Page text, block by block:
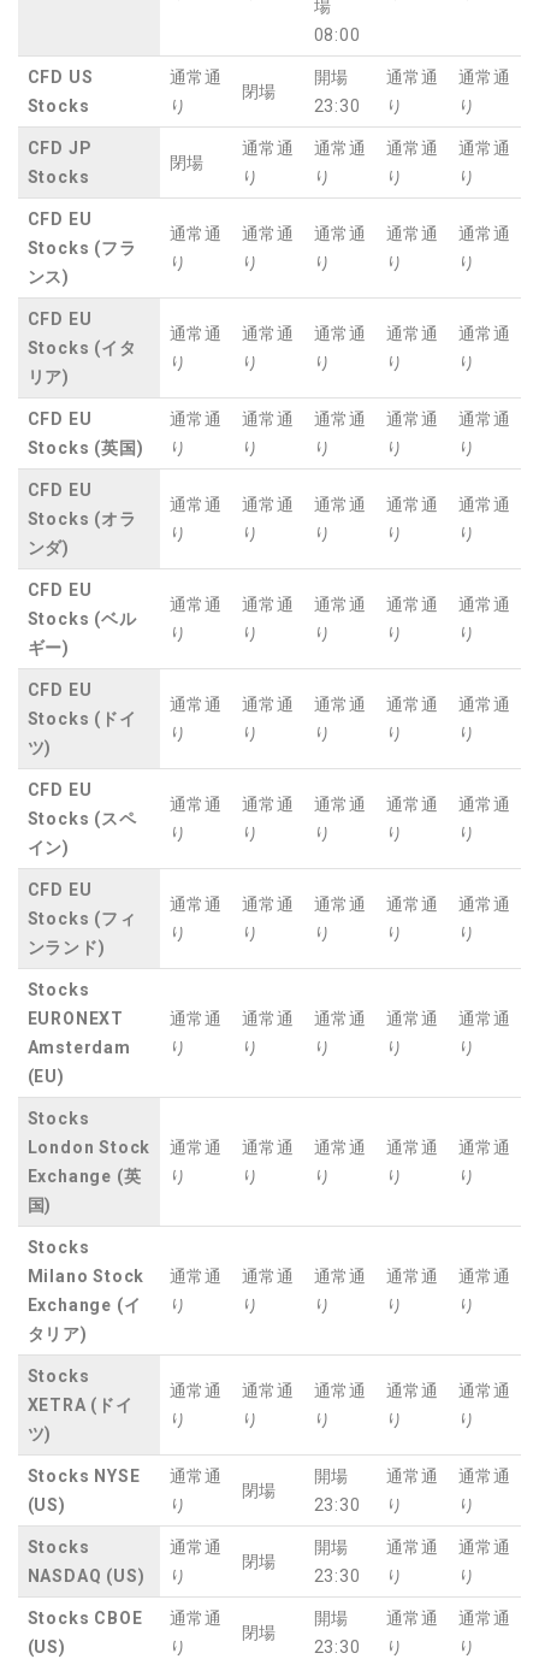
場
08:00
CFD US
Stocks
通常通
り
閉場
開場
23:30
通常通
り
通常通
り
CFD JP
Stocks
閉場
通常通
り
通常通
り
通常通
り
通常通
り
CFD EU
Stocks (フラ
ンス)
通常通
り
通常通
り
通常通
り
通常通
り
通常通
り
CFD EU
Stocks (イタ
リア)
通常通
り
通常通
り
通常通
り
通常通
り
通常通
り
CFD EU
Stocks (英国)
通常通
り
通常通
り
通常通
り
通常通
り
通常通
り
CFD EU
Stocks (オラ
ンダ)
通常通
り
通常通
り
通常通
り
通常通
り
通常通
り
CFD EU
Stocks (ベル
ギー)
通常通
り
通常通
り
通常通
り
通常通
り
通常通
り
CFD EU
Stocks (ドイ
ツ)
通常通
り
通常通
り
通常通
り
通常通
り
通常通
り
CFD EU
Stocks (スペ
イン)
通常通
り
通常通
り
通常通
り
通常通
り
通常通
り
CFD EU
Stocks (フィ
ンランド)
通常通
り
通常通
り
通常通
り
通常通
り
通常通
り
Stocks
EURONEXT
Amsterdam
(EU)
通常通
り
通常通
り
通常通
り
通常通
り
通常通
り
Stocks
London Stock
Exchange (英
国)
通常通
り
通常通
り
通常通
り
通常通
り
通常通
り
Stocks
Milano Stock
Exchange (イ
タリア)
通常通
り
通常通
り
通常通
り
通常通
り
通常通
り
Stocks
XETRA (ドイ
ツ)
通常通
り
通常通
り
通常通
り
通常通
り
通常通
り
Stocks NYSE
(US)
通常通
り
閉場
開場
23:30
通常通
り
通常通
り
Stocks
NASDAQ (US)
通常通
り
閉場
開場
23:30
通常通
り
通常通
り
Stocks CBOE
(US)
通常通
り
閉場
開場
23:30
通常通
り
通常通
り